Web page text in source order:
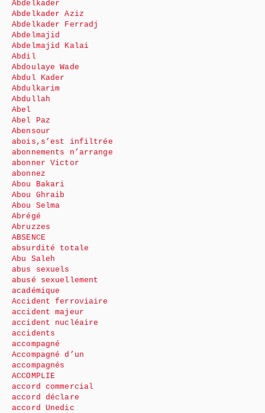
Abdelkader
Abdelkader Aziz
Abdelkader Ferradj
Abdelmajid
Abdelmajid Kalai
Abdil
Abdoulaye Wade
Abdul Kader
Abdulkarim
Abdullah
Abel
Abel Paz
Abensour
abois,s’est infiltrée
abonnements n’arrange
abonner Victor
abonnez
Abou Bakari
Abou Ghraib
Abou Selma
Abrégé
Abruzzes
ABSENCE
absurdité totale
Abu Saleh
abus sexuels
abusé sexuellement
académique
Accident ferroviaire
accident majeur
accident nucléaire
accidents
accompagné
Accompagné d’un
accompagnés
ACCOMPLIE
accord commercial
accord déclare
accord Unedic